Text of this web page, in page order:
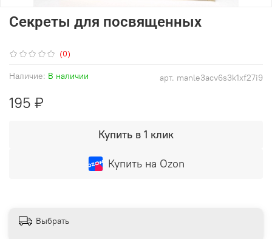
(0)
арт. manle3acv6s3k1xf27i9
Наличие: В наличии
Секреты для посвященных
195 ₽
Купить в 1 клик
Купить на Ozon
Выбрать